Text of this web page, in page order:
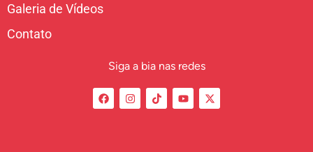
Galeria de Vídeos
Contato
Siga a bia nas redes